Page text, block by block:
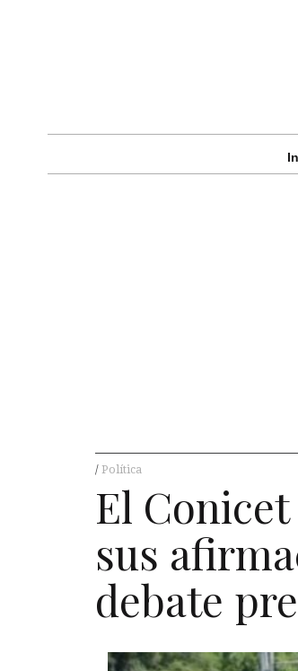
Política
El
sus
debate